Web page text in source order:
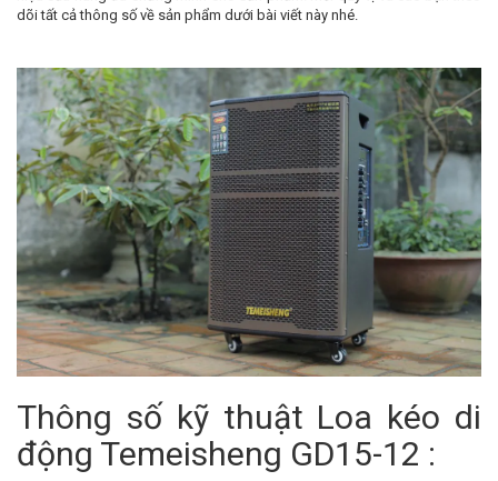
dõi tất cả thông số về sản phẩm dưới bài viết này nhé.
Thông số kỹ thuật Loa kéo di
động Temeisheng GD15-12 :